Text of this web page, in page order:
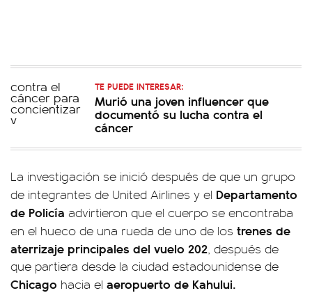
TE PUEDE INTERESAR:
Murió una joven influencer que
documentó su lucha contra el
cáncer
La investigación se inició después de que un grupo
de integrantes de United Airlines y el Departamento
de Policía advirtieron que el cuerpo se encontraba
en el hueco de una rueda de uno de los trenes de
aterrizaje principales del vuelo 202, después de
que partiera desde la ciudad estadounidense de
Chicago hacia el aeropuerto de Kahului.